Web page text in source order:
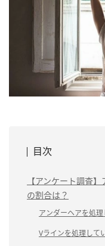
目次
【アンケート調査
の割合は？
アンダーヘアを処
Vラインを処理して